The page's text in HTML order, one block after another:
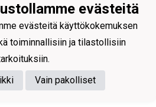
evästeitä
evästeitä käyttökokemuksen
toiminnallisiin ja tilastollisiin
Vain pakolliset